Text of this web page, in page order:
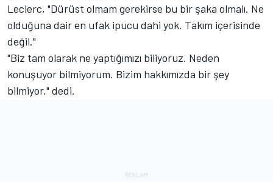
Leclerc, "Dürüst olmam gerekirse bu bir şaka olmalı. Ne
olduğuna dair en ufak ipucu dahi yok. Takım içerisinde
değil."
"Biz tam olarak ne yaptığımızı biliyoruz. Neden
konuşuyor bilmiyorum. Bizim hakkımızda bir şey
bilmiyor." dedi.